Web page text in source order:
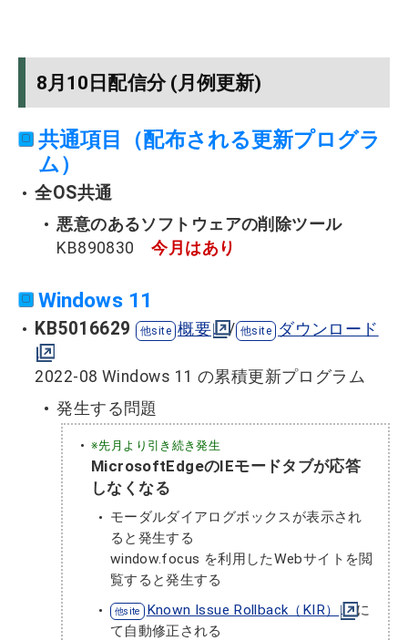
8月10日配信分 (月例更新)
共通項目（配布される更新プログラ
ム）
全OS共通
悪意のあるソフトウェアの削除ツール
KB890830
今月はあり
Windows 11
KB5016629 概要 / ダウンロード
2022-08 Windows 11 の累積更新プログラム
発生する問題
※先月より引き続き発生
MicrosoftEdgeのIEモードタブが応答
しなくなる
モーダルダイアログボックスが表示され
ると発生する
window.focus を利用したWebサイトを閲
覧すると発生する
Known Issue Rollback（KIR）
に
て自動修正される